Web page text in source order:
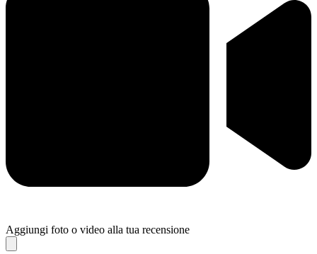
Aggiungi foto o video alla tua recensione